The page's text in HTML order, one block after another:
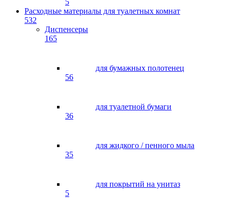
5
Расходные материалы для туалетных комнат
532
Диспенсеры
165
для бумажных полотенец
56
для туалетной бумаги
36
для жидкого / пенного мыла
35
для покрытий на унитаз
5